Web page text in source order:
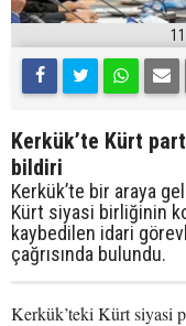
Kerkük’te Kürt
bildiri
Kerkük’te bir araya
Kürt siyasi birliğinin
kaybedilen idari
çağrısında bulundu.
Kerkük’teki Kürt siyasi